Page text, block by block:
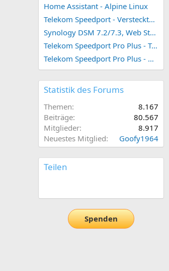
Home Assistant - Alpine Linux
Telekom Speedport - Versteckte Konfigurationen
Synology DSM 7.2/7.3, Web Station 4, Webdienst und Webportal erstellen (ehemals vHost)
Telekom Speedport Pro Plus - Telefonie einrichten
Telekom Speedport Pro Plus - Netzwerk einrichten
Statistik des Forums
Themen
8.167
Beiträge
80.567
Mitglieder
8.917
Neuestes Mitglied
Goofy1964
Teilen
Spenden